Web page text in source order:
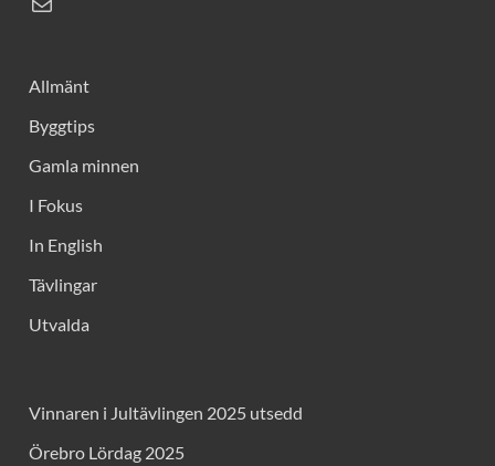
Allmänt
Byggtips
Gamla minnen
I Fokus
In English
Tävlingar
Utvalda
Vinnaren i Jultävlingen 2025 utsedd
Örebro Lördag 2025